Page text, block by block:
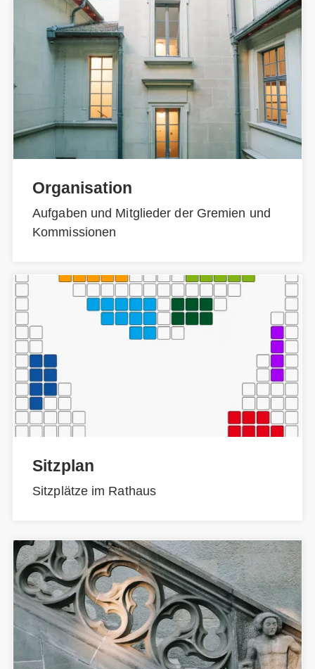
Organisation
Aufgaben und Mitglieder der Gremien und
Kommissionen
Sitzplan
Sitzplätze im Rathaus